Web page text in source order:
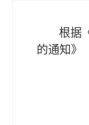
根据
的通知》